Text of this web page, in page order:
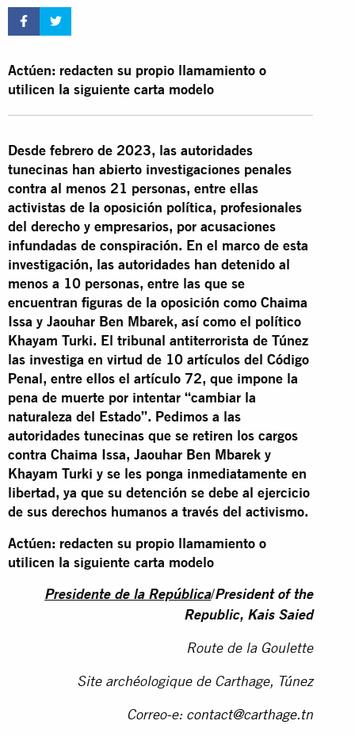
Actúen: redacten su propio llamamiento o
utilicen la siguiente carta modelo
Desde febrero de 2023, las autoridades
tunecinas han abierto investigaciones penales
contra al menos 21 personas, entre ellas
activistas de la oposición política, profesionales
del derecho y empresarios, por acusaciones
infundadas de conspiración. En el marco de esta
investigación, las autoridades han detenido al
menos a 10 personas, entre las que se
encuentran figuras de la oposición como Chaima
Issa y Jaouhar Ben Mbarek, así como el político
Khayam Turki. El tribunal antiterrorista de Túnez
las investiga en virtud de 10 artículos del Código
Penal, entre ellos el artículo 72, que impone la
pena de muerte por intentar “cambiar la
naturaleza del Estado”. Pedimos a las
autoridades tunecinas que se retiren los cargos
contra Chaima Issa, Jaouhar Ben Mbarek y
Khayam Turki y se les ponga inmediatamente en
libertad, ya que su detención se debe al ejercicio
de sus derechos humanos a través del activismo.
Actúen: redacten su propio llamamiento o
utilicen la siguiente carta modelo
Presidente de la República/President of the
Republic, Kais Saied
Route de la Goulette
Site archéologique de Carthage, Túnez
Correo-e: contact@carthage.tn